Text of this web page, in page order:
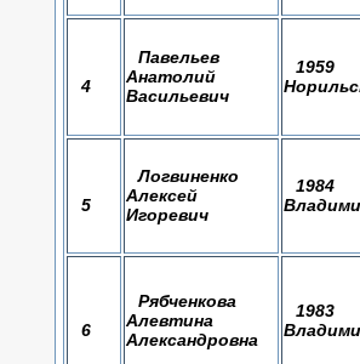
4
Павельев
Анатолий
Васильевич
1959
5
Логвиненко
Алексей
Игоревич
1984
6
Рябченкова
Алевтина
Александровна
1983